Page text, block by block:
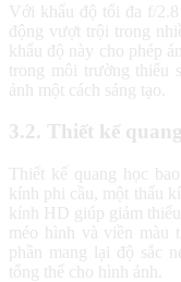
Với khẩu độ tối đa f/
động vượt trội trong
khẩu độ này cho phép
trong môi trường thiếu
ảnh một cách sáng tạo.
3.2. Thiết kế
Thiết kế quang học
kính phi cầu, một thấu
kính HD giúp giảm
méo hình và viền
phần mang lại độ sắc
tổng thể cho hình ảnh.